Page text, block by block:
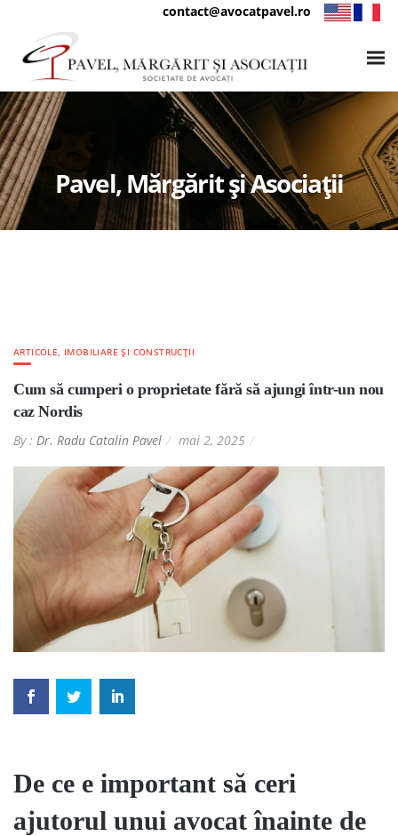
contact@avocatpavel.ro
Pavel, Mărgărit și Asociații
ARTICOLE, IMOBILIARE ȘI CONSTRUCȚII
Cum să cumperi o proprietate fără să ajungi într-un nou
caz Nordis
By : Dr. Radu Catalin Pavel mai 2, 2025
De ce e important să ceri
ajutorul unui avocat înainte de